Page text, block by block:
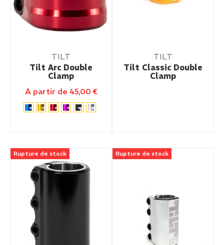
TILT
Tilt Arc Double
Clamp
À partir de 45,00€
TILT
Tilt Classic Double
Clamp
Rupture de stock Rupture de stock